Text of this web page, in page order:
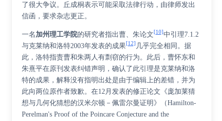
了很大争议。丘成桐表示可能采取法律行动，由律师发出
信函，要求杂志更正。
一名 加州理工学院的研究者指出曹、朱论文[10]中引理7.1.2
与克莱纳和洛特2003年发表的成果[12] 几乎完全相同。据
此，洛特指责曹和朱两人有剽窃的行为。此后，曹怀东和
朱熹平在原刊发表纠错声明，确认了此引理是克莱纳和洛
特的成果，解释没有指明出处是由于编辑上的差错，并为
此向两位原作者致歉。在12月发表的修正论文《庞加莱猜
想与几何化猜想的汉米尔顿－佩雷尔曼证明》（Hamilton-
Perelman's Proof of the Poincare Conjecture and the